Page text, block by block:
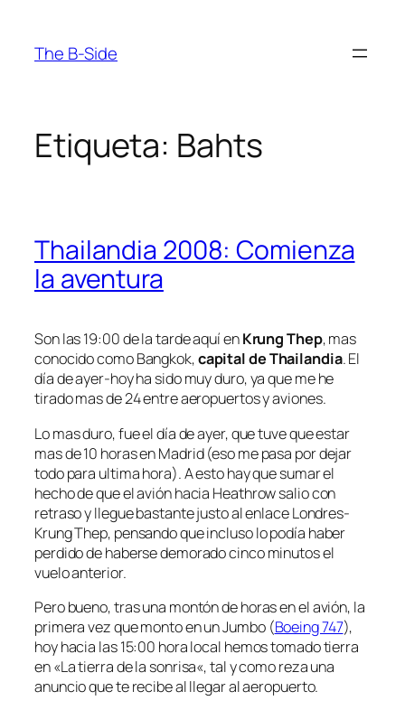
contenido
The B-Side
Etiqueta: Bahts
Thailandia 2008: Comienza
la aventura
Son las 19:00 de la tarde aquí enKrung Thep, mas
conocido como Bangkok,capital de Thailandia. El
día de ayer-hoy ha sido muy duro, ya que me he
tirado mas de 24 entre aeropuertos y aviones.
Lo mas duro, fue el día de ayer, que tuve que estar
mas de 10 horas en Madrid (eso me pasa por dejar
todo para ultima hora). A esto hay que sumar el
hecho de que el avión hacia Heathrow salio con
retraso y llegue bastante justo al enlace Londres-
Krung Thep, pensando que incluso lo podía haber
perdido de haberse demorado cinco minutos el
vuelo anterior.
Pero bueno, tras una montón de horas en el avión, la
primera vez que monto en un Jumbo (Boeing 747),
hoy hacia las 15:00 hora local hemos tomado tierra
en «La tierra de la sonrisa«, tal y como reza una
anuncio que te recibe al llegar al aeropuerto.